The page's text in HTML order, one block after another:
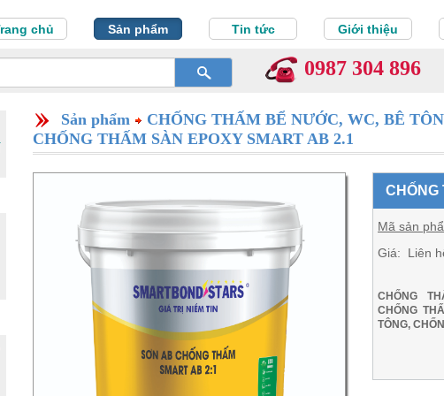
chủ Sản phẩm Tin tức Giới thiệu
0987 304 896
Sản phẩm
CHỐNG THẤM BỂ NƯỚC, WC, BÊ
CHỐNG THẤM SÀN EPOXY SMART AB 2.1
CHỐNG
Mã sản
Giá: Liên
CHỐNG
CHỐNG
TÔNG,